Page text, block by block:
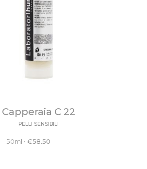
Capperaia C 22
PELLI SENSIBILI
50ml •€58.50